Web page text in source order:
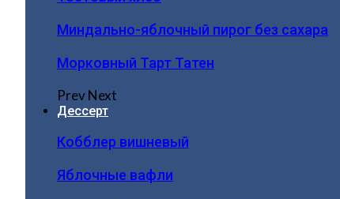
Миндально-яблочный пирог без сахара
Морковный Тарт Татен
PrevNext
Дессерт
Кобблер вишневый
Яблочные вафли